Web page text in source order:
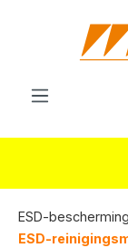
ESD-bescherming
ESD-